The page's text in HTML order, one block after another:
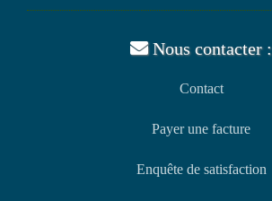
Nous contacter :
Contact
Payer une facture
Enquête de satisfaction